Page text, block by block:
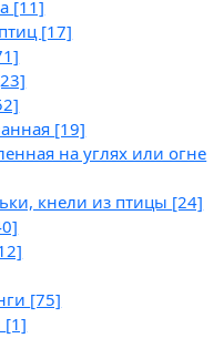
[11]
[17]
[19]
на углях или огне
кнели из птицы [24]
[75]
[1]